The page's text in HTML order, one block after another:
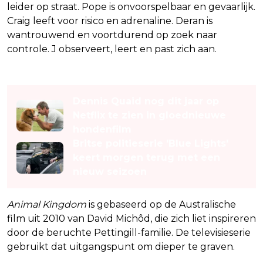
leider op straat. Pope is onvoorspelbaar en gevaarlijk.
Craig leeft voor risico en adrenaline. Deran is
wantrouwend en voortdurend op zoek naar
controle. J observeert, leert en past zich aan.
Animal Kingdom is gebaseerd op de Australische
film uit 2010 van David Michôd, die zich liet inspireren
door de beruchte Pettingill-familie. De televisieserie
gebruikt dat uitgangspunt om dieper te graven.